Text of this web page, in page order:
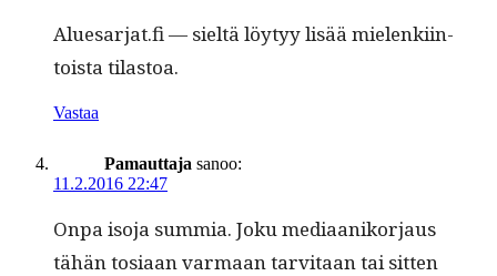
Aluesarjat.fi — sieltä löy­tyy lisää mie­lenki­in­
toista tilastoa.
Vastaa
Pamauttaja sanoo:
11.2.2016 22:47
Onpa iso­ja sum­mia. Joku medi­aaniko­r­jaus
tähän tosi­aan var­maan tarvi­taan tai sit­ten